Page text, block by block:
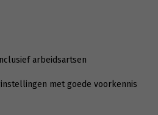
arbeidsartsen
met goede voorkennis